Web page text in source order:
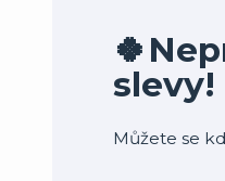
slevy!
Můžete se